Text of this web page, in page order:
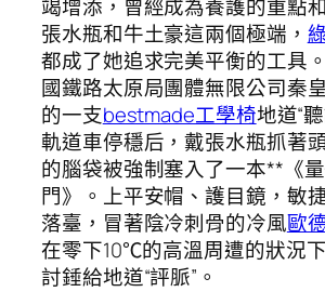
竭增添，曾經成為養護的重點
張水瓶和牛土豪這兩個極端，
都成了她追求完美平衡的工具
國鐵路太原局團體無限公司秦
的一支bestmade工學椅地道“
軌道車停穩后，戴張水瓶抓著
的腦袋被強制塞入了一本**《
門》。上平安帽、護目鏡，敏
落臺，冒著陰冷刺骨的冷風歐
在零下10℃的高溫周遭的狀況
討錘給地道“評脈”。